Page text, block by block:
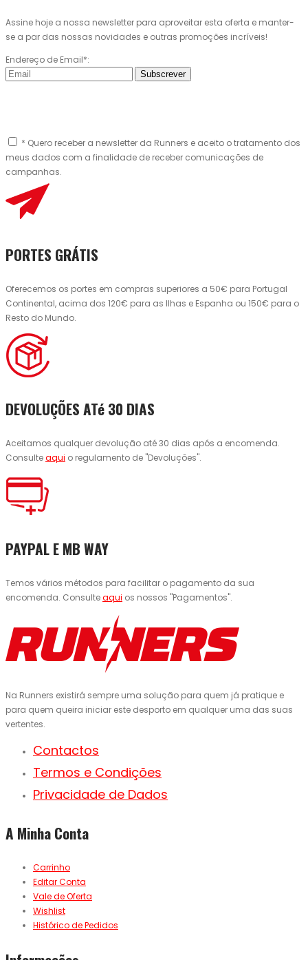
Assine hoje a nossa newsletter para aproveitar esta oferta e manter-
se a par das nossas novidades e outras promoções incríveis!
Endereço de Email*:
Subscrever
* Quero receber a newsletter da Runners e aceito o tratamento dos
meus dados com a finalidade de receber comunicações de
campanhas.
PORTES GRÁTIS
Oferecemos os portes em compras superiores a 50€ para Portugal
Continental, acima dos 120€ para as Ilhas e Espanha ou 150€ para o
Resto do Mundo.
DEVOLUÇÕES ATé 30 DIAS
Aceitamos qualquer devolução até 30 dias após a encomenda.
Consulteaqui o regulamento de "Devoluções".
PAYPAL E MB WAY
Temos vários métodos para facilitar o pagamento da sua
encomenda. Consulteaqui os nossos "Pagamentos".
Na Runners existirá sempre uma solução para quem já pratique e
para quem queira iniciar este desporto em qualquer uma das suas
vertentes.
Contactos
Termos e Condições
Privacidade de Dados
A Minha Conta
Carrinho
Editar Conta
Vale de Oferta
Wishlist
Histórico de Pedidos